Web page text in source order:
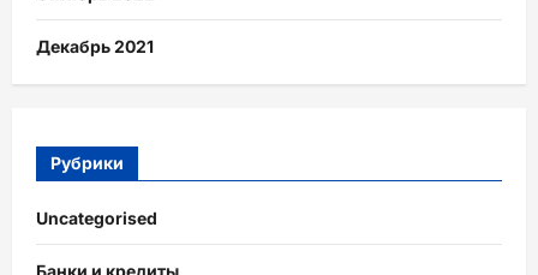
Декабрь 2021
Рубрики
Uncategorised
Банки и кредиты